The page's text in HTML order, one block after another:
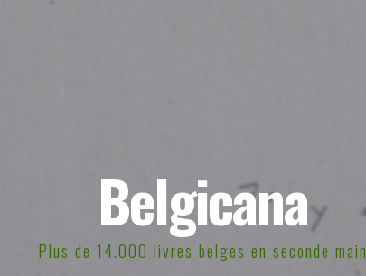
Belgicana
Plus de 14.000 livres belges en seconde main